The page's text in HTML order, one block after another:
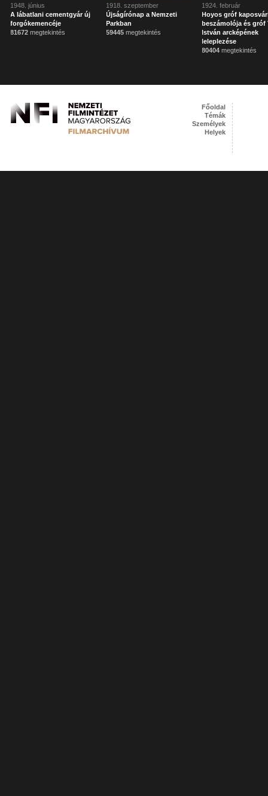
1948. június
A lábatlani cementgyár új
forgókemencéje
81672 megtekintés
1918. szeptember
Újságírónap a Nemzeti
Parkban
59445 megtekintés
1924. február
Hoyos gróf
beszámolója és gróf
István arcképének
leleplezése
80404 megtekintés
Főoldal
Témák
Személyek
Helyek